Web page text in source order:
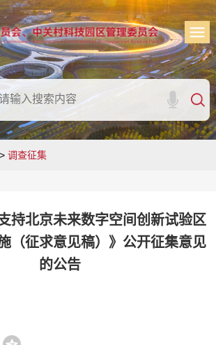
调查征集
持北京未来数字空间创新试验区
（征求意见稿）》公开征集意见
的公告